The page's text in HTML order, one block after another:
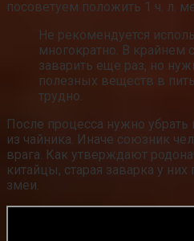
посоветуем положить 1 ч. л.
Не рекомендуется
многократно. В крайнем
заварить еще раз, но
полезных веществ в
трудно.
После процесса нужно
из чайника. Иначе союзник
врага. Как утверждают
китайцы, старая заварка у них
змеи.